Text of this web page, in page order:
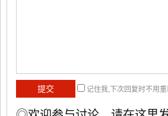
记住我,下次回复时不用